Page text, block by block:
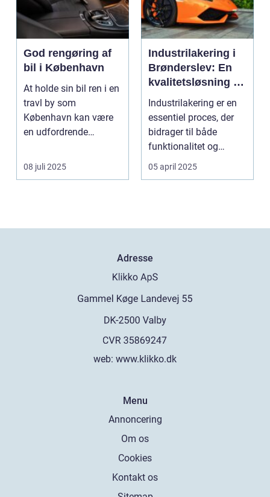
God rengøring af
bil i København
At holde sin bil ren i en
travl by som
København kan være
en udfordrende
08 juli 2025
Industrilakering i
Brønderslev: En
kvalitetsløsning til
dit næste projekt
Industrilakering er en
essentiel proces, der
bidrager til både
funktionalitet og
æstetik...
05 april 2025
Adresse
web: www.klikko.dk
Menu
Annoncering
Om os
Cookies
Kontakt os